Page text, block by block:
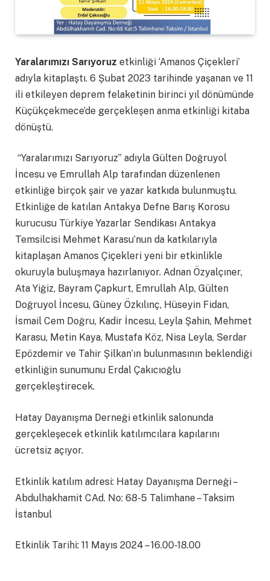
Yaralarımızı Sarıyoruz etkinliği ‘Amanos Çiçekleri’
adıyla kitaplaştı. 6 Şubat 2023 tarihinde yaşanan ve 11
ili etkileyen deprem felaketinin birinci yıl dönümünde
Küçükçekmece’de gerçekleşen anma etkinliği kitaba
dönüştü.
“Yaralarımızı Sarıyoruz” adıyla Gülten Doğruyol
İncesu ve Emrullah Alp tarafından düzenlenen
etkinliğe birçok şair ve yazar katkıda bulunmuştu.
Etkinliğe de katılan Antakya Defne Barış Korosu
kurucusu Türkiye Yazarlar Sendikası Antakya
Temsilcisi Mehmet Karasu’nun da katkılarıyla
kitaplaşan Amanos Çiçekleri yeni bir etkinlikle
okuruyla buluşmaya hazırlanıyor. Adnan Özyalçıner,
Ata Yiğiz, Bayram Çapkurt, Emrullah Alp, Gülten
Doğruyol İncesu, Güney Özkılınç, Hüseyin Fidan,
İsmail Cem Doğru, Kadir İncesu, Leyla Şahin, Mehmet
Karasu, Metin Kaya, Mustafa Köz, Nisa Leyla, Serdar
Epözdemir ve Tahir Şilkan’ın bulunmasının beklendiği
etkinliğin sunumunu Erdal Çakıcıoğlu
gerçekleştirecek.
Hatay Dayanışma Derneği etkinlik salonunda
gerçekleşecek etkinlik katılımcılara kapılarını
ücretsiz açıyor.
Etkinlik katılım adresi: Hatay Dayanışma Derneği –
Abdulhakhamit CAd. No: 68-5 Talimhane – Taksim
İstanbul
Etkinlik Tarihi: 11 Mayıs 2024 – 16.00-18.00